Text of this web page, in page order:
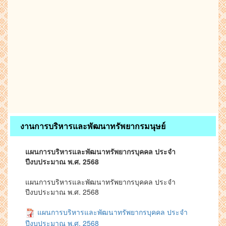
งานการบริหารและพัฒนาทรัพยากรมนุษย์
แผนการบริหารและพัฒนาทรัพยากรบุคคล ประจำ
ปีงบประมาณ พ.ศ. 2568
แผนการบริหารและพัฒนาทรัพยากรบุคคล ประจำ
ปีงบประมาณ พ.ศ. 2568
แผนการบริหารและพัฒนาทรัพยากรบุคคล ประจำ
ปีงบประมาณ พ.ศ. 2568